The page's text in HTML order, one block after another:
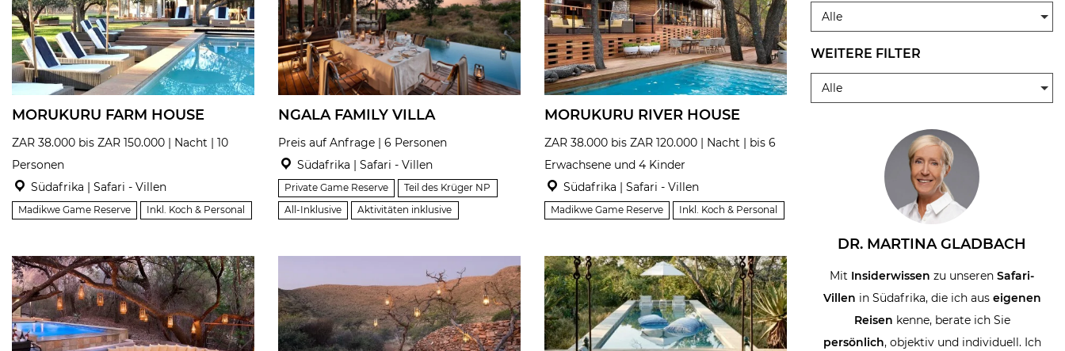
Alle
WEITERE FILTER
Alle
DR. MARTINA GLADBACH
Mit Insiderwissen zu unseren Safari-
Villen in Südafrika, die ich aus eigenen
Reisen kenne, berate ich Sie
persönlich, objektiv und individuell. Ich
MORUKURU FARM HOUSE
ZAR 38.000 bis ZAR 150.000 | Nacht | 10
Personen
Südafrika | Safari - Villen
Madikwe Game Reserve Inkl. Koch & Personal
NGALA FAMILY VILLA
Preis auf Anfrage | 6 Personen
Südafrika | Safari - Villen
Private Game Reserve
Teil des Krüger NP
All-Inklusive
Aktivitäten inklusive
MORUKURU RIVER HOUSE
ZAR 38.000 bis ZAR 120.000 | Nacht | bis 6
Erwachsene und 4 Kinder
Südafrika | Safari - Villen
Madikwe Game Reserve Inkl. Koch & Personal